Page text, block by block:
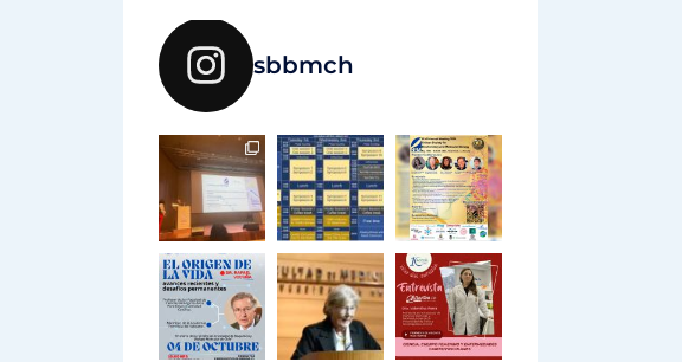
sbbmch